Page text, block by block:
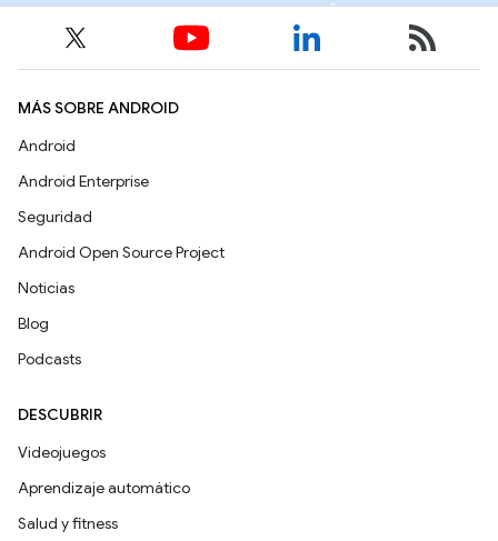
MÁS SOBRE ANDROID
Android
Android Enterprise
Seguridad
Android Open Source Project
Noticias
Blog
Podcasts
DESCUBRIR
Videojuegos
Aprendizaje automático
Salud y fitness